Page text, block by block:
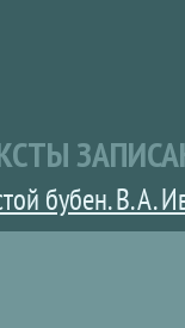
бубен. В. А.